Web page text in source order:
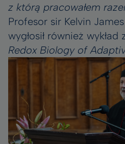
z którą pracowałem
Profesor sir Kelvin
wygłosił również wykład
Redox Biology of